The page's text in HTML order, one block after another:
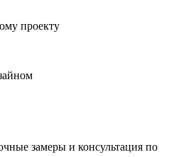
проекту
замеры и консультация по